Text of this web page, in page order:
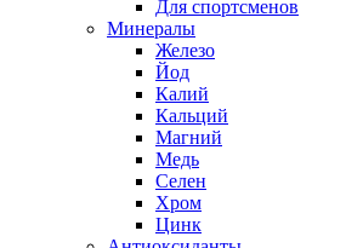
Для спортсменов
Минералы
Железо
Йод
Калий
Кальций
Магний
Медь
Селен
Хром
Цинк